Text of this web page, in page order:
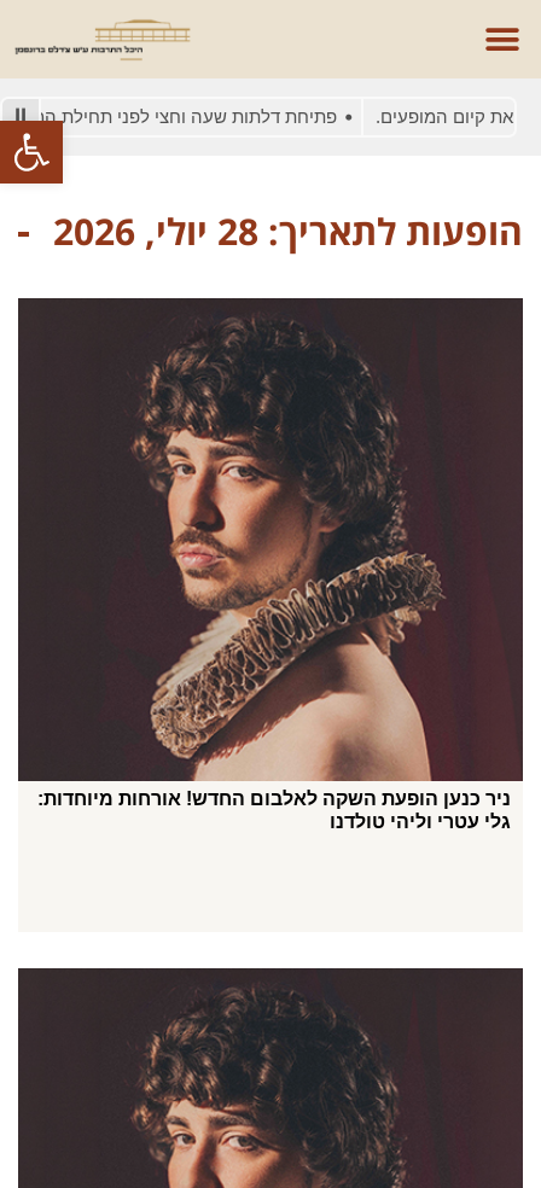
פתח קיום המופעים. פתיחת דלתות שעה וחצי לפני תחילת המופע
הופעות לתאריך: 28 יולי, 2026
ניר כנען הופעת השקה לאלבום החדש! אורחות מיוחדות:
גלי עטרי וליהי טולדנו